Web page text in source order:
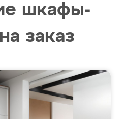
шкафы-
заказ